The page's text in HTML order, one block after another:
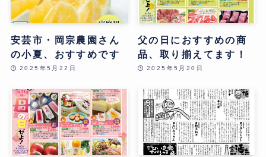
安芸市・岡宗農園さん
の小夏、おすすめです
2025年5月22日
父の日におすすめの商
品、取り揃えてます！
2025年5月20日